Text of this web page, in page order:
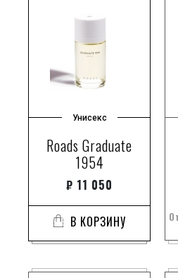
Унисекс
Roads Graduate
1954
₽ 11 050
В КОРЗИНУ